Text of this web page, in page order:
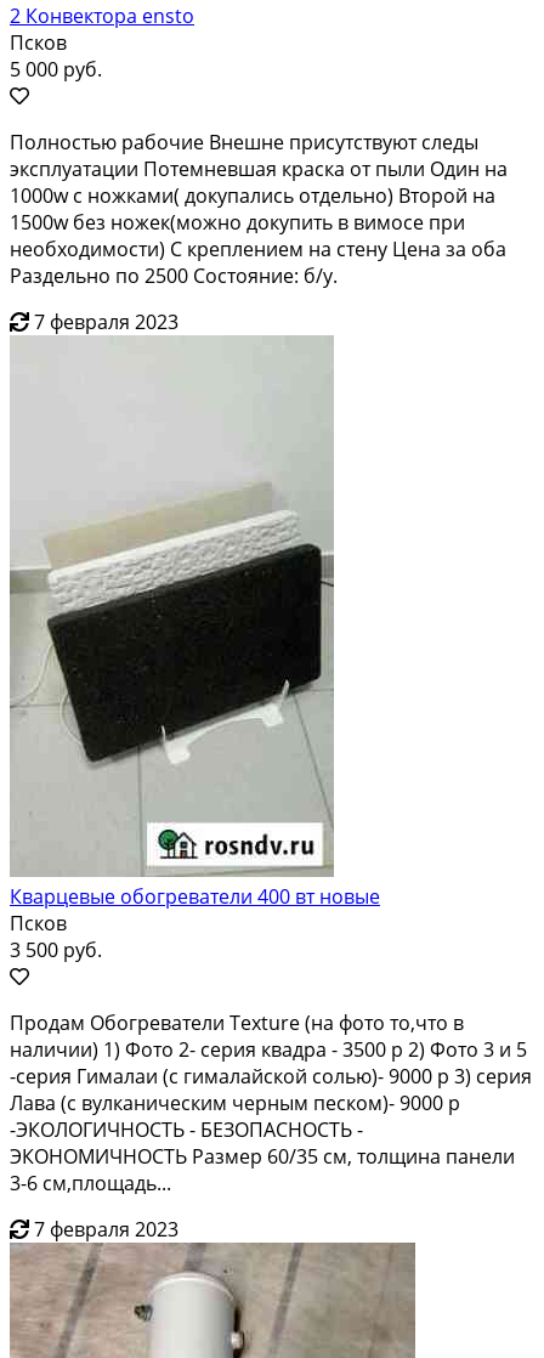
2 Конвектора ensto
Псков
5 000 руб.
Полностью рабочие Внешне присутствуют следы
эксплуатации Потемневшая краска от пыли Один на
1000w с ножками( докупались отдельно) Второй на
1500w без ножек(можно докупить в вимосе при
необходимости) С креплением на стену Цена за оба
Раздельно по 2500 Состояние: б/у.
7 февраля 2023
Кварцевые обогреватели 400 вт новые
Псков
3 500 руб.
Продам Обогреватели Texture (на фото то,что в
наличии) 1) Фото 2- серия квадра - 3500 р 2) Фото 3 и 5
-серия Гималаи (с гималайской солью)- 9000 р 3) серия
Лава (с вулканическим черным песком)- 9000 р
-ЭКОЛОГИЧНОСТЬ - БЕЗОПАСНОСТЬ -
ЭКОНОМИЧНОСТЬ Размер 60/35 см, толщина панели
3-6 см,площадь...
7 февраля 2023